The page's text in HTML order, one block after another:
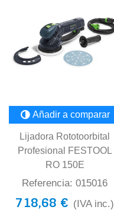
Añadir a comparar
Lijadora Rototoorbital
Profesional FESTOOL
RO 150E
Referencia: 015016
718,68 € (IVA inc.)